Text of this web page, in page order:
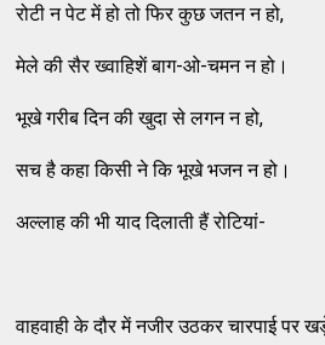
रोटी न पेट में हो तो फिर कुछ जतन न हो,
मेले की सैर ख्वाहिशें बाग-ओ-चमन न हो।
भूखे गरीब दिन की खुदा से लगन न हो,
सच है कहा किसी ने कि भूखे भजन न हो।
अल्लाह की भी याद दिलाती हैं रोटियां-
वाहवाही के दौर में नजीर उठकर चारपाई पर